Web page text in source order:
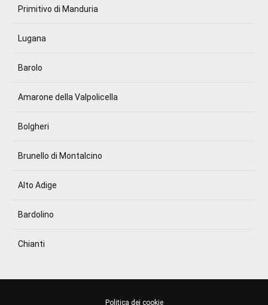
Primitivo di Manduria
Lugana
Barolo
Amarone della Valpolicella
Bolgheri
Brunello di Montalcino
Alto Adige
Bardolino
Chianti
Politica dei cookie